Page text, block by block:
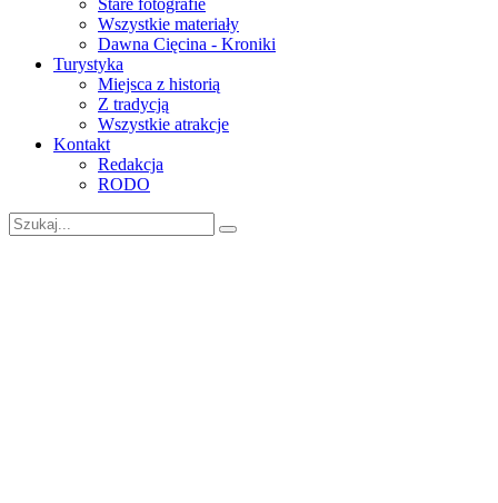
Stare fotografie
Wszystkie materiały
Dawna Cięcina - Kroniki
Turystyka
Miejsca z historią
Z tradycją
Wszystkie atrakcje
Kontakt
Redakcja
RODO